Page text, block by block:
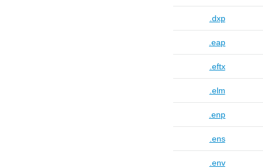
.dxp
.eap
.eftx
.elm
.enp
.ens
.env